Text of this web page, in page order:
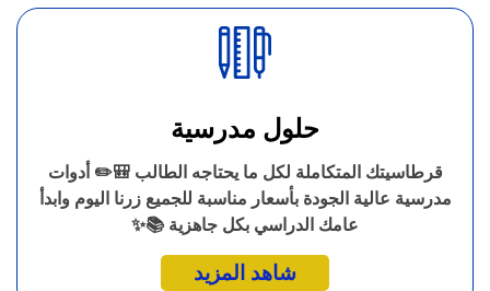
حلول مدرسية
قرطاسيتك المتكاملة لكل ما يحتاجه الطالب 🎒✏️ أدوات
مدرسية عالية الجودة بأسعار مناسبة للجميع زرنا اليوم وابدأ
عامك الدراسي بكل جاهزية 📚✨
شاهد المزيد